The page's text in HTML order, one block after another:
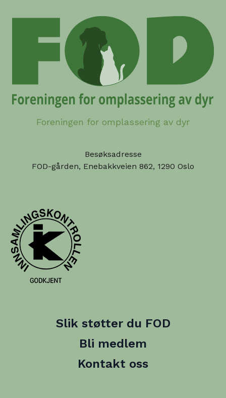
Foreningen for omplassering av dyr
Besøksadresse
FOD-gården, Enebakkveien 862, 1290 Oslo
Slik støtter du FOD
Bli medlem
Kontakt oss